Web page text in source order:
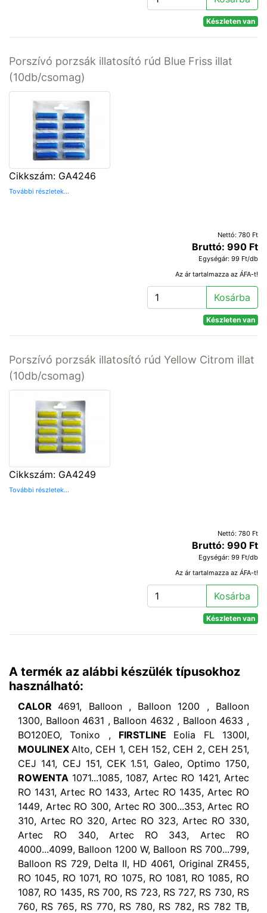
Készleten van
Porszívó porzsák illatosító rúd Blue Friss illat
(10db/csomag)
Cikkszám: GA4246
További részletek...
Nettó: 780 Ft
Bruttó: 990 Ft
Egységár: 99 Ft/db
Az ár tartalmazza az ÁFA-t!
Kosárba
Készleten van
Porszívó porzsák illatosító rúd Yellow Citrom illat
(10db/csomag)
Cikkszám: GA4249
További részletek...
Nettó: 780 Ft
Bruttó: 990 Ft
Egységár: 99 Ft/db
Az ár tartalmazza az ÁFA-t!
Kosárba
Készleten van
A termék az alábbi készülék típusokhoz
használható:
CALOR 4691, Balloon , Balloon 1200 , Balloon
1300, Balloon 4631 , Balloon 4632 , Balloon 4633 ,
BO120EO, Tonixo , FIRSTLINE Eolia FL 1300I,
MOULINEX Alto, CEH 1, CEH 152, CEH 2, CEH 251,
CEJ 141, CEJ 151, CEK 1.51, Galeo, Optimo 1750,
ROWENTA 1071...1085, 1087, Artec RO 1421, Artec
RO 1431, Artec RO 1433, Artec RO 1435, Artec RO
1449, Artec RO 300, Artec RO 300...353, Artec RO
310, Artec RO 320, Artec RO 323, Artec RO 330,
Artec RO 340, Artec RO 343, Artec RO
4000...4099, Balloon 1200 W, Balloon RS 700...799,
Balloon RS 729, Delta II, HD 4061, Original ZR455,
RO 1045, RO 1071, RO 1075, RO 1081, RO 1085, RO
1087, RO 1435, RS 700, RS 723, RS 727, RS 730, RS
760, RS 765, RS 770, RS 780, RS 782, RS 782 TB,